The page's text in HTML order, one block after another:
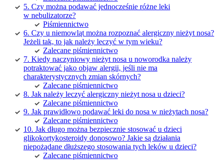
5. Czy można podawać jednocześnie różne leki
w nebulizatorze?
Piśmiennictwo
6. Czy u niemowląt można rozpoznać alergiczny nieżyt nosa?
Jeżeli tak, to jak należy leczyć w tym wieku?
Zalecane piśmiennictwo
7. Kiedy naczyniowy nieżyt nosa u noworodka należy
potraktować jako objaw alergii, jeśli nie ma
charakterystycznych zmian skórnych?
Zalecane piśmiennictwo
8. Jak należy leczyć alergiczny nieżyt nosa u dzieci?
Zalecane piśmiennictwo
9. Jak prawidłowo podawać leki do nosa w nieżytach nosa?
Zalecane piśmiennictwo
10. Jak długo można bezpiecznie stosować u dzieci
glikokortykosteroidy donosowo? Jakie są działania
niepożądane dłuższego stosowania tych leków u dzieci?
Zalecane piśmiennictwo